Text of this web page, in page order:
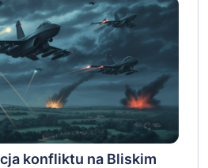
konfliktu na Bliskim